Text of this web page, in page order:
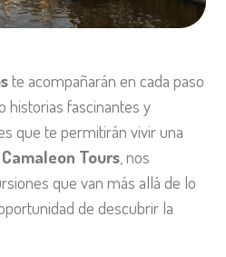
te acompañarán en cada paso
historias fascinantes y
que te permitirán vivir una
Camaleon Tours , nos
que van más allá de lo
de descubrir la